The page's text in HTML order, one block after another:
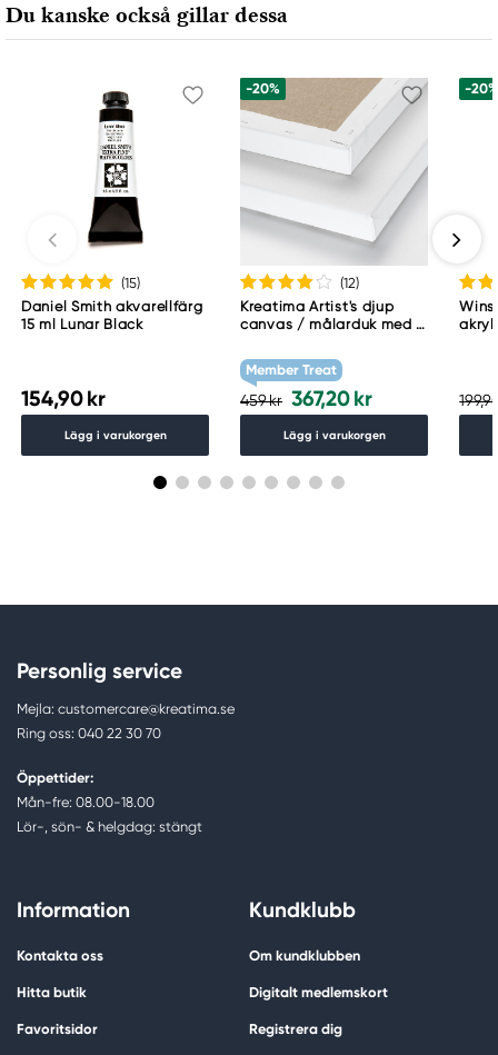
Du kanske också gillar dessa
(15)
Daniel Smith akvarellfärg
15 ml Lunar Black
154,90 kr
Lägg i varukorgen
-20%
(12)
Kreatima Artist's djup
canvas / målarduk med 4
g/m²
Member Treat
459 kr 367,20 kr
Lägg i varukorgen
-
Personlig service
Mejla: customercare@kreatima.se
Ring oss: 040 22 30 70
Öppettider:
Mån-fre: 08.00-18.00
Lör-, sön- & helgdag: stängt
Information
Kontakta oss
Hitta butik
Favoritsidor
Kundklubb
Om kundklubben
Digitalt medlemskort
Registrera dig